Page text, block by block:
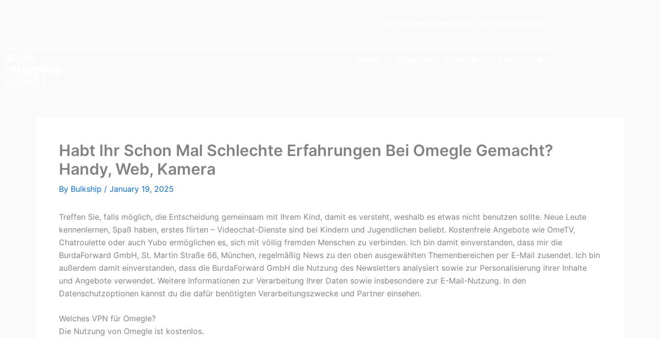
Habt Ihr Schon Mal Schlechte Erfahrungen Bei Omegle Gemacht?
Handy, Web, Kamera
By Bulkship / January 19, 2025
Treffen Sie, falls möglich, die Entscheidung gemeinsam mit Ihrem Kind, damit es versteht, weshalb es etwas nicht benutzen sollte. Neue Leute
kennenlernen, Spaß haben, erstes flirten – Videochat-Dienste sind bei Kindern und Jugendlichen beliebt. Kostenfreie Angebote wie OmeTV,
Chatroulette oder auch Yubo ermöglichen es, sich mit völlig fremden Menschen zu verbinden. Ich bin damit einverstanden, dass mir die
BurdaForward GmbH, St. Martin Straße 66, München, regelmäßig News zu den oben ausgewählten Themenbereichen per E-Mail zusendet. Ich bin
außerdem damit einverstanden, dass die BurdaForward GmbH die Nutzung des Newsletters analysiert sowie zur Personalisierung ihrer Inhalte
und Angebote verwendet. Weitere Informationen zur Verarbeitung Ihrer Daten sowie insbesondere zur E-Mail-Nutzung. In den
Datenschutzoptionen kannst du die dafür benötigten Verarbeitungszwecke und Partner einsehen.
Welches VPN für Omegle?
Die Nutzung von Omegle ist kostenlos.